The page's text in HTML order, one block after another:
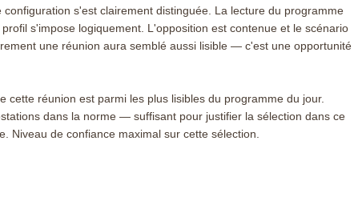
configuration s'est clairement distinguée. La lecture du programme
s'impose logiquement. L'opposition est contenue et le scénario
une réunion aura semblé aussi lisible — c'est une opportunité
cette réunion est parmi les plus lisibles du programme du jour.
dans la norme — suffisant pour justifier la sélection dans ce
Niveau de confiance maximal sur cette sélection.